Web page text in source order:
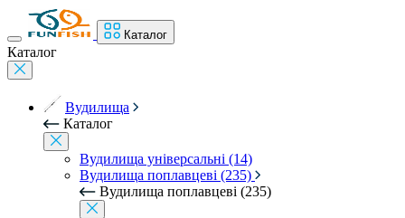
Каталог
Каталог
Вудилища
Каталог
Вудилища універсальні (14)
Вудилища поплавцеві (235)
Вудилища поплавцеві (235)